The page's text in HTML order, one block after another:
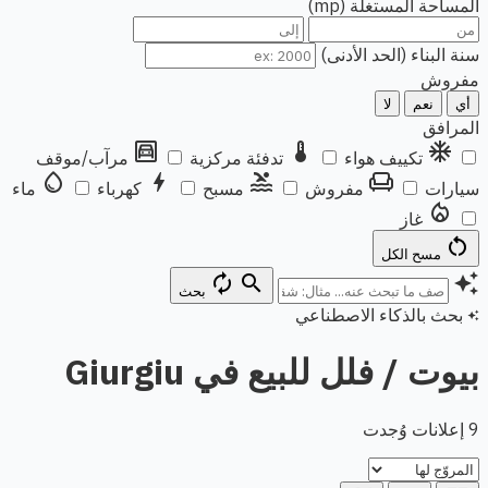
المساحة المستغلة (mp)
سنة البناء (الحد الأدنى)
مفروش
أي نعم لا
المرافق
ac_unit تكييف هواء thermostat تدفئة مركزية garage مرآب/موقف
سيارات
chair مفروش pool مسبح bolt كهرباء water_drop ماء
local_fire_department غاز
restart_alt
auto_awesome
search
autorenew بحث
auto_awesome بحث بالذكاء الاصطناعي
بيوت / فلل للبيع في Giurgiu
9 إعلانات وُجدت